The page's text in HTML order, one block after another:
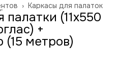
Каркасы для палаток
›
и отдых на природе
(11х550
+
метров)